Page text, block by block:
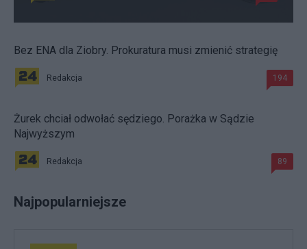
Bez ENA dla Ziobry. Prokuratura musi zmienić strategię
Redakcja 194
Żurek chciał odwołać sędziego. Porażka w Sądzie
Najwyższym
Redakcja 89
Najpopularniejsze